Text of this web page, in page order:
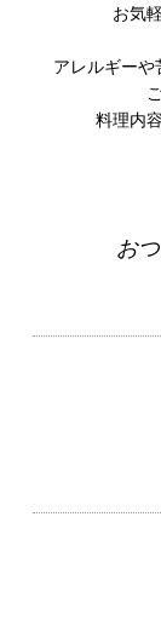
お気
アレルギー
料理内
お